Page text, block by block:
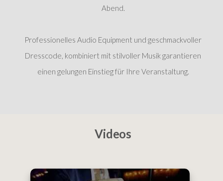
Abend.
Professionelles Audio Equipment und geschmackvoller
Dresscode, kombiniert mit stilvoller Musik garantieren
einen gelungen Einstieg für Ihre Veranstaltung.
Videos